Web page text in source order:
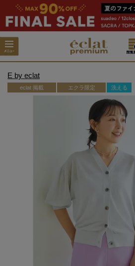
E by eclat
eclat 掲載 エクラ限定 洗える